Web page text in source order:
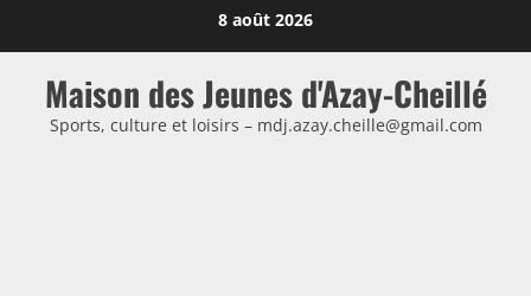
au
contenu
8 août 2026
Maison des Jeunes d'Azay-Cheillé
Sports, culture et loisirs – mdj.azay.cheille@gmail.com